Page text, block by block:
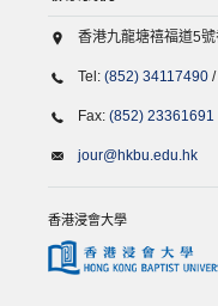
香港九龍塘禧福道5
Tel: (852) 34117490 /
Fax: (852) 23361691
jour@hkbu.edu.hk
香港浸會大學